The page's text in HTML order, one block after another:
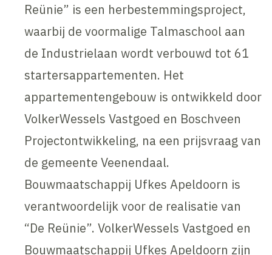
Reünie” is een herbestemmingsproject,
waarbij de voormalige Talmaschool aan
de Industrielaan wordt verbouwd tot 61
startersappartementen. Het
appartementengebouw is ontwikkeld door
VolkerWessels Vastgoed en Boschveen
Projectontwikkeling, na een prijsvraag van
de gemeente Veenendaal.
Bouwmaatschappij Ufkes Apeldoorn is
verantwoordelijk voor de realisatie van
“De Reünie”. VolkerWessels Vastgoed en
Bouwmaatschappij Ufkes Apeldoorn zijn